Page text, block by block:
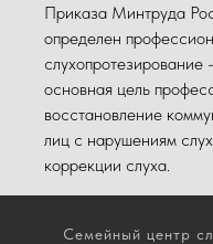
Приказа Минтруда
определен
основная цель
восстановление
лиц с нарушениям
коррекции слуха.
Семейный центр